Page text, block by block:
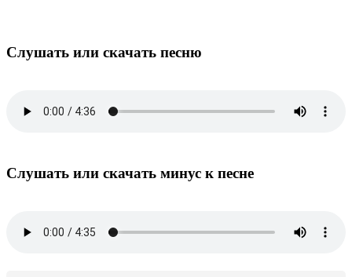
Слушать или скачать песню
Слушать или скачать минус к песне